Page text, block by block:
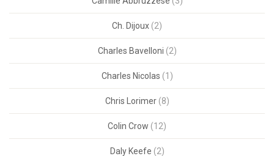
Ch. Dijoux (2)
Charles Bavelloni (2)
Charles Nicolas (1)
Chris Lorimer(8)
Colin Crow (12)
Daly Keefe (2)